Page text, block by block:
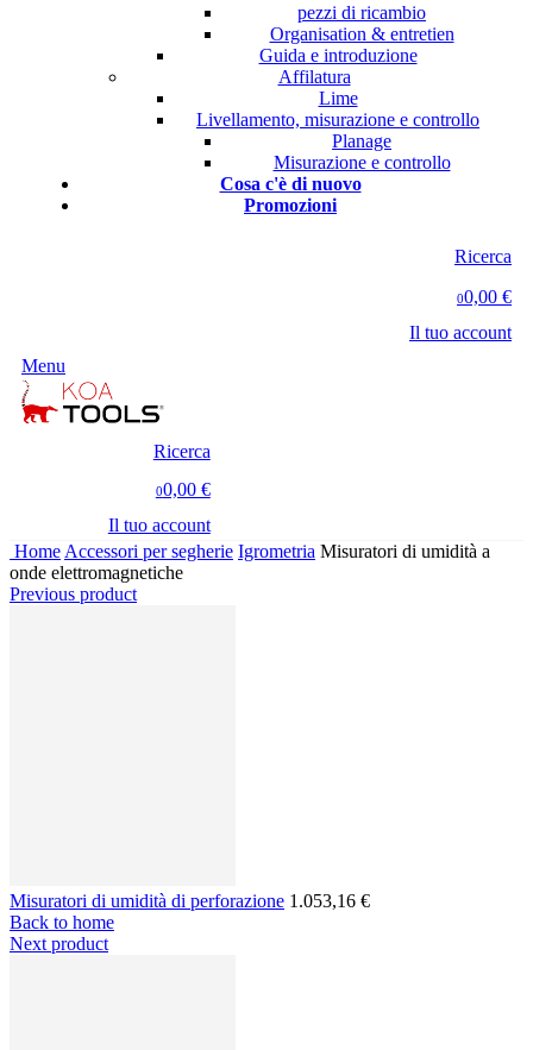
pezzi di ricambio
Organisation & entretien
Guida e introduzione
Affilatura
Lime
Livellamento, misurazione e controllo
Planage
Misurazione e controllo
Cosa c'è di nuovo
Promozioni
Ricerca
00,00 €
Il tuo account
Menu
Ricerca
00,00 €
Il tuo account
Home Accessori per segherie Igrometria Misuratori di umidità a
onde elettromagnetiche
Previous product
Misuratori di umidità di perforazione 1.053,16 €
Back to home
Next product